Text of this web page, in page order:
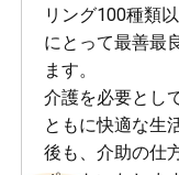
リング100種類
にとって最善最
ます。
介護を必要とし
ともに快適な生
後も、介助の仕